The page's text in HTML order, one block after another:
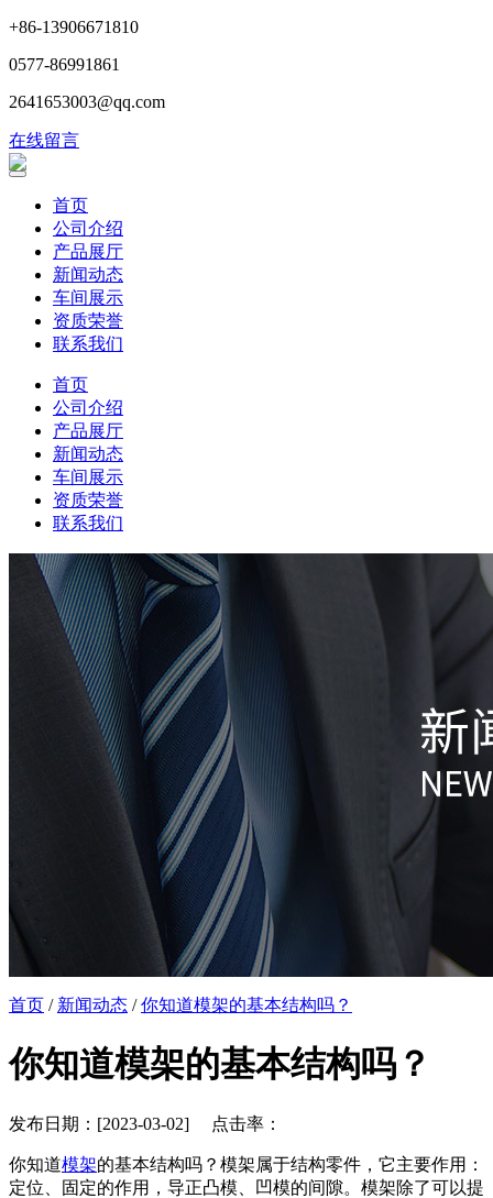
+86-13906671810
0577-86991861
2641653003@qq.com
在线留言
首页
公司介绍
产品展厅
新闻动态
车间展示
资质荣誉
联系我们
首页
公司介绍
产品展厅
新闻动态
车间展示
资质荣誉
联系我们
首页 / 新闻动态 /你知道模架的基本结构吗？
你知道模架的基本结构吗？
发布日期：[2023-03-02] 点击率：
你知道模架的基本结构吗？模架属于结构零件，它主要作用：
定位、固定的作用，导正凸模、凹模的间隙。模架除了可以提